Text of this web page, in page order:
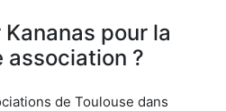
pour la
association ?
de Toulouse dans